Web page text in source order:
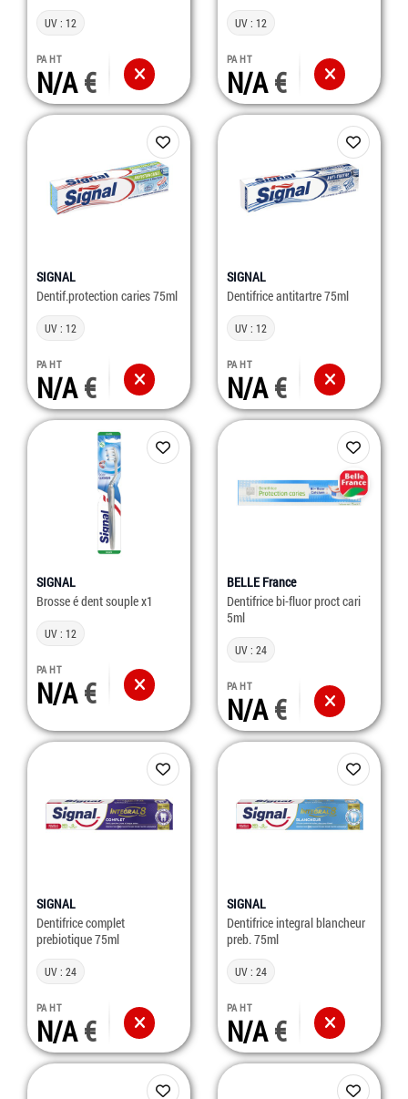
UV : 12
PA HT
N/A
UV : 12
PA HT
N/A
SIGNAL
Dentif.protection caries 75ml
UV : 12
PA HT
N/A
SIGNAL
Dentifrice antitartre 75ml
UV : 12
PA HT
N/A
SIGNAL
Brosse é dent souple x1
UV : 12
PA HT
N/A
BELLE France
Dentifrice bi-fluor proct cari
5ml
UV : 24
PA HT
N/A
SIGNAL
Dentifrice complet
prebiotique 75ml
UV : 24
PA HT
N/A
SIGNAL
Dentifrice integral blancheur
preb. 75ml
UV : 24
PA HT
N/A